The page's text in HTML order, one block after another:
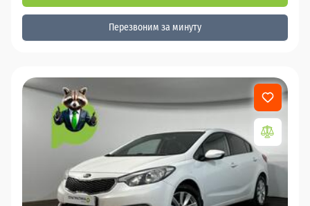
Перезвоним за минуту